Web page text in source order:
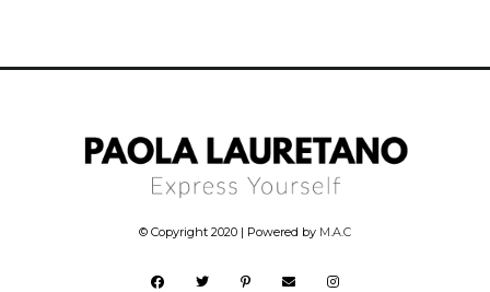
© Copyright 2020 | Powered by M.A.C